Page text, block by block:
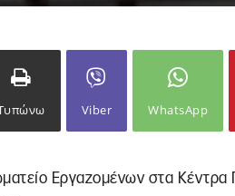
Viber WhatsApp
Εργαζομένων στα Κέντρα